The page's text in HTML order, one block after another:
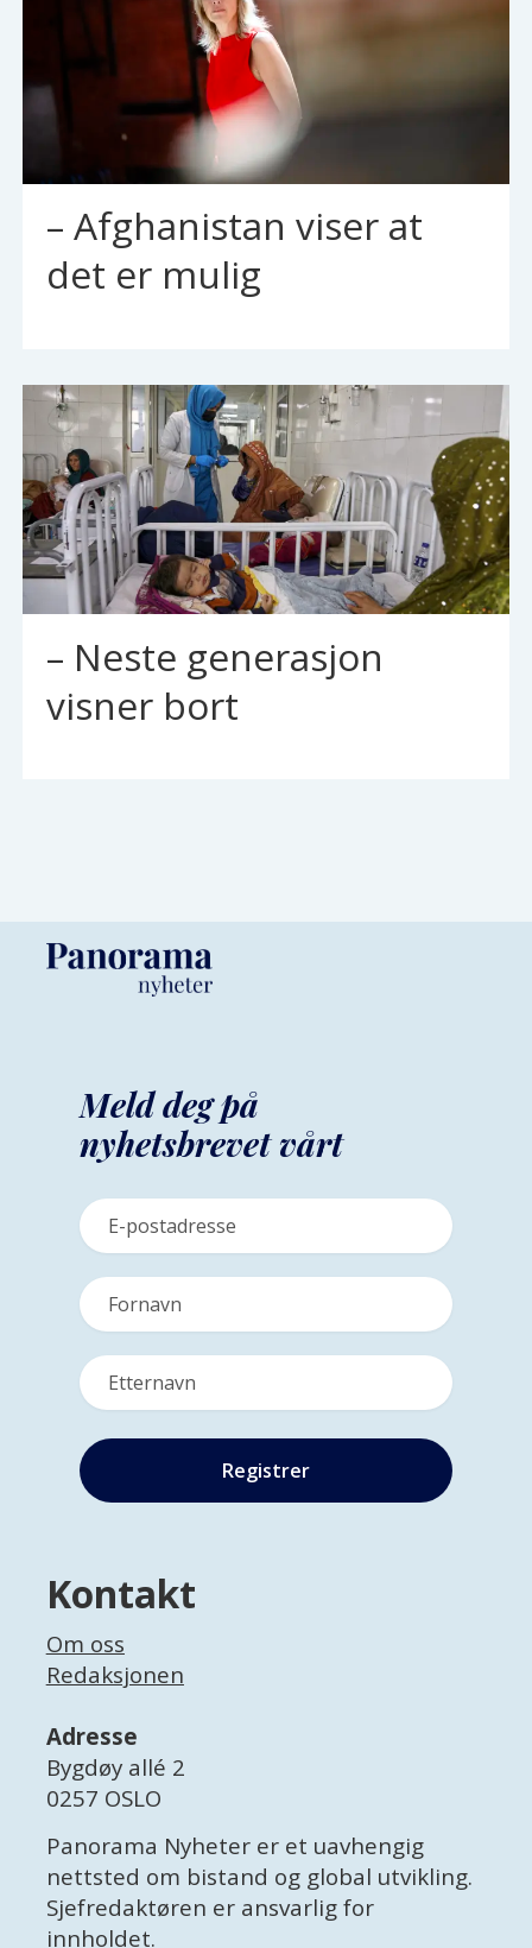
– Afghanistan viser at
det er mulig
– Neste generasjon
visner bort
Meld deg på
nyhetsbrevet vårt
Kontakt
Om oss
Redaksjonen
Adresse
Bygdøy allé 2
0257 OSLO
Panorama Nyheter er et uavhengig
nettsted om bistand og global utvikling.
Sjefredaktøren er ansvarlig for
innholdet.